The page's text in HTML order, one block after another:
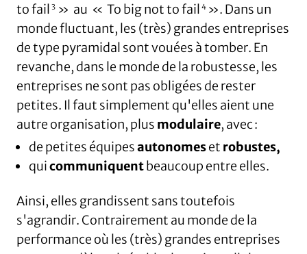
to fail 3 » au « To big not to fail 4 ». Dans un
monde fluctuant, les (très) grandes entreprises
de type pyramidal sont vouées à tomber. En
revanche, dans le monde de la robustesse, les
entreprises ne sont pas obligées de rester
petites. Il faut simplement qu'elles aient une
autre organisation, plus modulaire, avec :
de petites équipesautonomeset robustes,
quicommuniquentbeaucoup entre elles.
Ainsi, elles grandissent sans toutefois
s'agrandir. Contrairement au monde de la
performance où les (très) grandes entreprises